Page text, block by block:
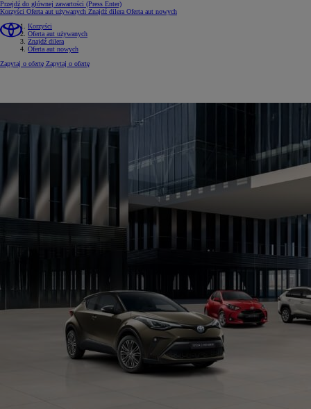
Przejdź do głównej zawartości (Press Enter)
Korzyści Oferta aut używanych Znajdź dilera Oferta aut nowych
Korzyści
Oferta aut używanych
Znajdź dilera
Oferta aut nowych
Zapytaj o ofertę Zapytaj o ofertę